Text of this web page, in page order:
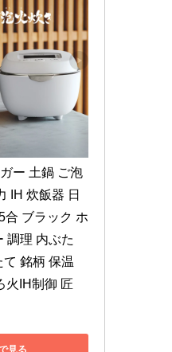
ー 土鍋 ご泡
IH 炊飯器 日
合 ブラック ホ
調理 内ぶた
銘柄 保温
火IH制御 匠
見る